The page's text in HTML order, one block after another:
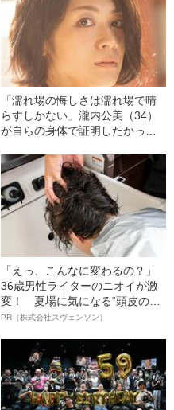
「濡れ場の悔しさは濡れ場で晴
らすしかない」瀧内公美（34）
が自らの身体で証明したかっ
りたくない》
「えっ、こんなに変わるの？」
36歳男性ライターのニオイが激
変！ 夏場に気になる“頭皮のニ
オイ”や“ベタつき”を解消す
ト”が生み出した徹底ケアとは
PR（株式会社スヴェンソン）